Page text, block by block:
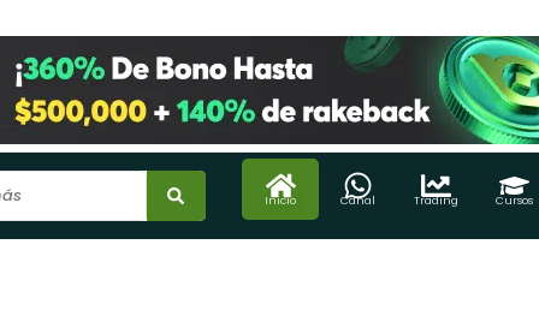
Inicio Canal Trading Cursos